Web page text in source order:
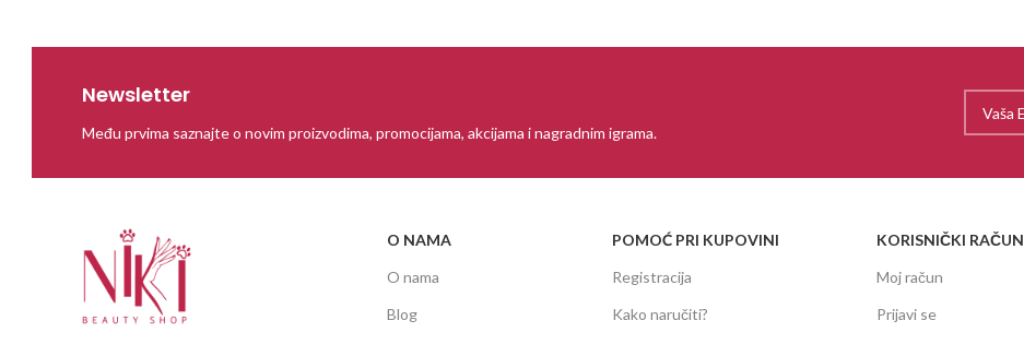
Newsletter
Među prvima saznajte o novim proizvodima, promocijama, akcijama i nagradnim igrama.
O NAMA
O nama
Blog
POMOĆ PRI KUPOVINI
Registracija
Kako naručiti?
KORISNIČKI RAČUN
Moj račun
Prijavi se